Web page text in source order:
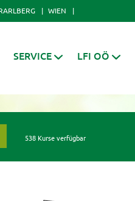
WIEN
SERVICE LFI OÖ
538 Kurse verfügbar